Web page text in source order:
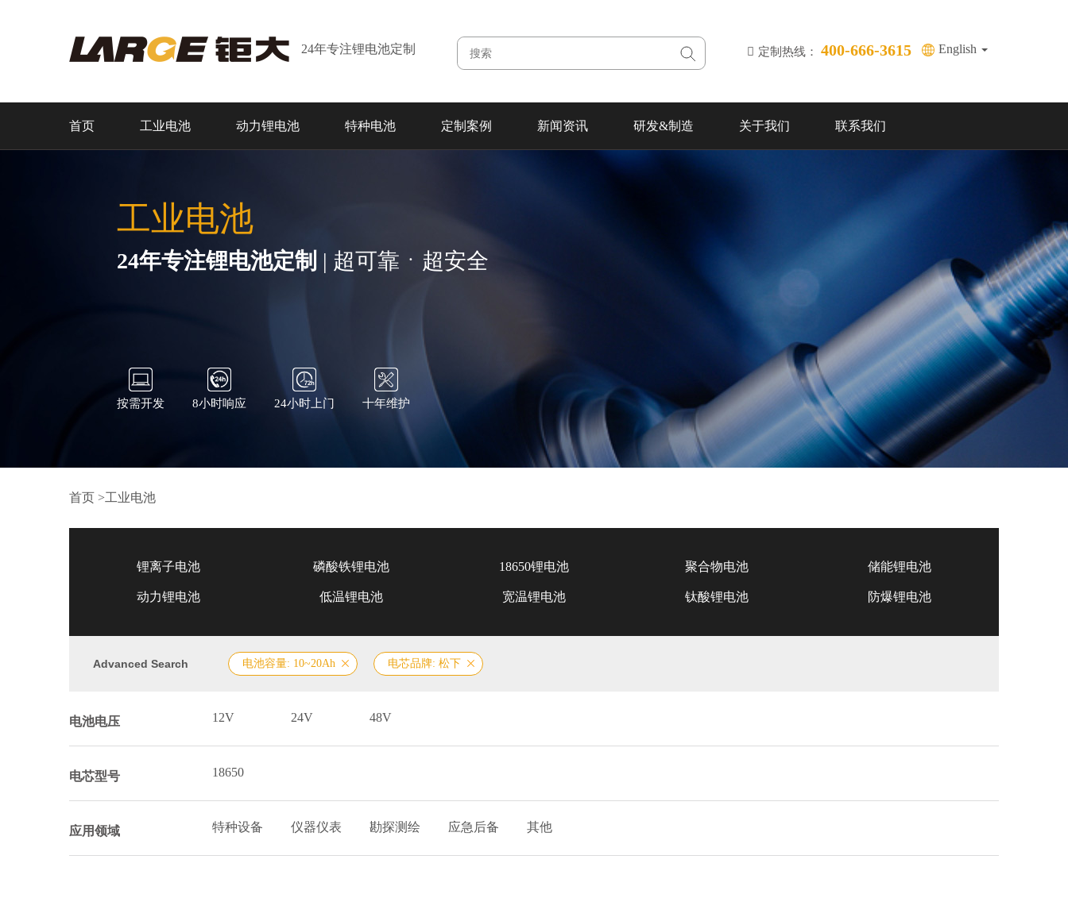
24年专注锂电池定制 定制热线： 400-666-3615 English
首页 工业电池 动力锂电池 特种电池 定制案例 新闻资讯 研发&制造 关于我们 联系我们
工业电池
24年专注锂电池定制 | 超可靠ㆍ超安全
按需开发 8小时响应 24小时上门 十年维护
首页 >工业电池
锂离子电池 磷酸铁锂电池 18650锂电池 聚合物电池 储能锂电池
动力锂电池 低温锂电池 宽温锂电池 钛酸锂电池 防爆锂电池
Advanced Search 电池容量: 10~20Ah 电芯品牌: 松下
电池电压 12V 24V 48V
电芯型号 18650
应用领域 特种设备 仪器仪表 勘探测绘 应急后备 其他